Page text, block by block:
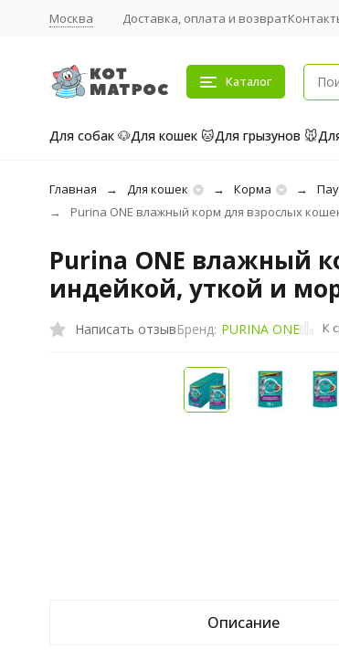
Москва Доставка, оплата и возврат
Каталог
Для собак 🐶Для кошек 🐱Для грызунов 🐭
Главная Для кошек Корма
Purina ONE влажный корм для взрослых
Purina ONE влажный
индейкой, уткой и
Написать отзывБренд: PURINA ONE К
Описание